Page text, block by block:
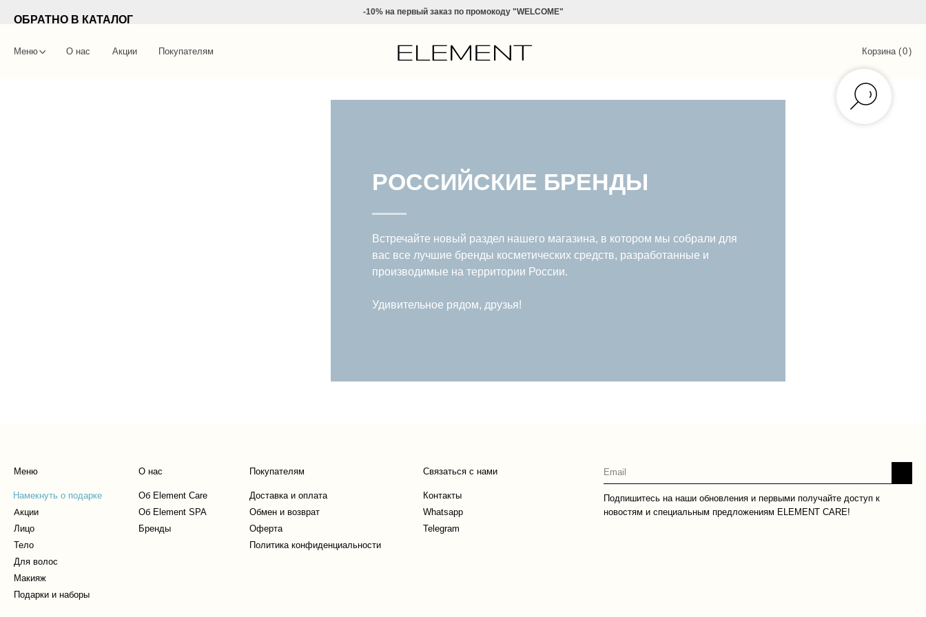
-10% напервый заказ по промокоду "WELCOME"
Меню О нас Акции Покупателям Корзина (0)
РОССИЙСКИЕ БРЕНДЫ
Встречайте новый раздел нашего магазина, в котором мы собрали для
вас все лучшие бренды косметических средств, разработанные и
производимые на территории России.
Удивительное рядом, друзья!
ОБРАТНО В КАТАЛОГ
Меню
Акции
Лицо
Тело
Для волос
Макияж
Подарки и наборы
О нас
Об Element Care
Бренды
Об Element SPA
Покупателям
Доставка и оплата
Обмен и возврат
Оферта
Политика конфиденциальности
Связаться с нами
Контакты
Whatsapp
Telegram
Подпишитесь на наши обновления и первыми получайте доступ к
новостям и специальным предложениям ELEMENT CARE!
Намекнуть о подарке